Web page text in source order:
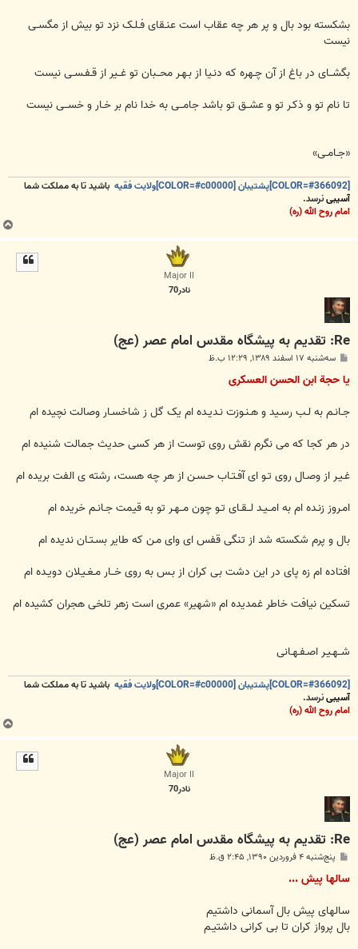
بشکسته بود بال و پر هر چه عقاب است عنـقای فـلـک نزد تو بیش از مگسـی
نیست
بگشــای در باغ از آن چـهره که دنـیا از بـهـر محــبان تو غــیر از قـفـسـی نیست
تا نام تو و ذکـر تو و عشــق تو باشد جامــی به خدا نام بر خـار و خســی نیست
«جـامـی»
باشید تا به مملکت شما
آسیبینرسد.
امام روح الله (ره)
ب
ا
Major II
نادر70
Re: تقدیم به پیشگاه مقدس امام عصر (عج)
پ
ت
سه‌شنبه ۱۷ اسفند ۱۳۸۹, ۱۲:۲۹ ب.ظ
یا حجة ابن الحسن العسکری
جـانـم به لـب رسـید و هـنـوزت نـدیـده ام یک گل ز شاخسـار وصالت نچیده ام
در هر کجا که می نگرم نقش روی توست از هر کسی حدیث جمالت شنیده ام
غـیـر از وصـال روی تـو ای آفـتـاب حـسـن از هر چه هست، رشته ی الفت بریده ام
امـروز زنـده ام به امــیـد لــقـای تـو چون مــهـر تو به قیمت جـانـم خریده ام
بال و پرم شکسته شد از تنگی قفس ای وای مـن که طایر بسـتـان ندیده ام
افتاده ام زه پای در این دشت بی کران از بـس به روی خــار مـغـیـلان دویـده ام
تسکین نیافت خاطر غمدیده ام «شهیر» عمری است زهر تلخی هجران کشیده ام
شــهـیـر اصـفـهـانی
باشید تا به مملکت شما
آسیبینرسد.
امام روح الله (ره)
ب
ا
Major II
نادر70
Re: تقدیم به پیشگاه مقدس امام عصر (عج)
پ
ت
پنج‌شنبه ۴ فروردین ۱۳۹۰, ۲:۴۵ ق.ظ
سالها پیش ...
سالهای پیش بال آسمانی داشتیم
بال پرواز کران تا بی کرانی داشتیـم